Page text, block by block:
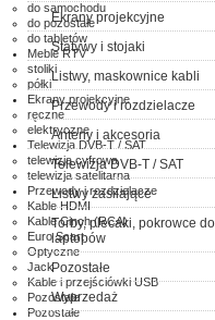
do samochodu
do pozostałe
do tabletów
Meble RTV
stoliki
półki
Ekrany projekcyjne
ręczne
elektryczne
Telewizja DVB-T / SAT
telewizja cyfrowa
telewizja satelitarna
Przewody i rozdzielacze
Kable HDMI
Kable Cinch (RCA)
Euro Scart
Optyczne
Jack
Kable i przejściówki USB
Pozostałe
Pozostałe
Ekrany projekcyjne
Statywy i stojaki
Listwy, maskownice kabli
Przewody i rozdzielacze
Anteny i akcesoria
Telewizja DVB-T / SAT
Listwy zasilające
Torby, plecaki, pokrowce do
laptopów
Pozostałe
Wyprzedaż